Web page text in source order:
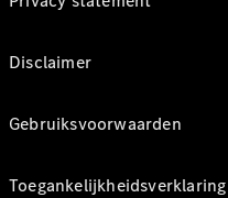
Disclaimer
Gebruiksvoorwaarden
Toegankelijkheidsverklaring